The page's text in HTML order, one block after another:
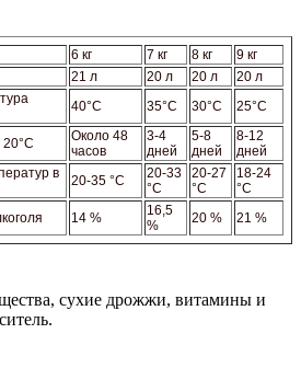
6 кг 7 кг 8 кг
9 кг
21 л 20 л 20 л
20 л
40°C 35°C 30°C 25°C
Около 48
часов
3-4
дней
5-8
дней
8-12
дней
в
20-35 °C
20-33
°C
20-27
°C
18-24
°C
14 %
16,5
%
20 % 21 %
сухие дрожжи, витамины и